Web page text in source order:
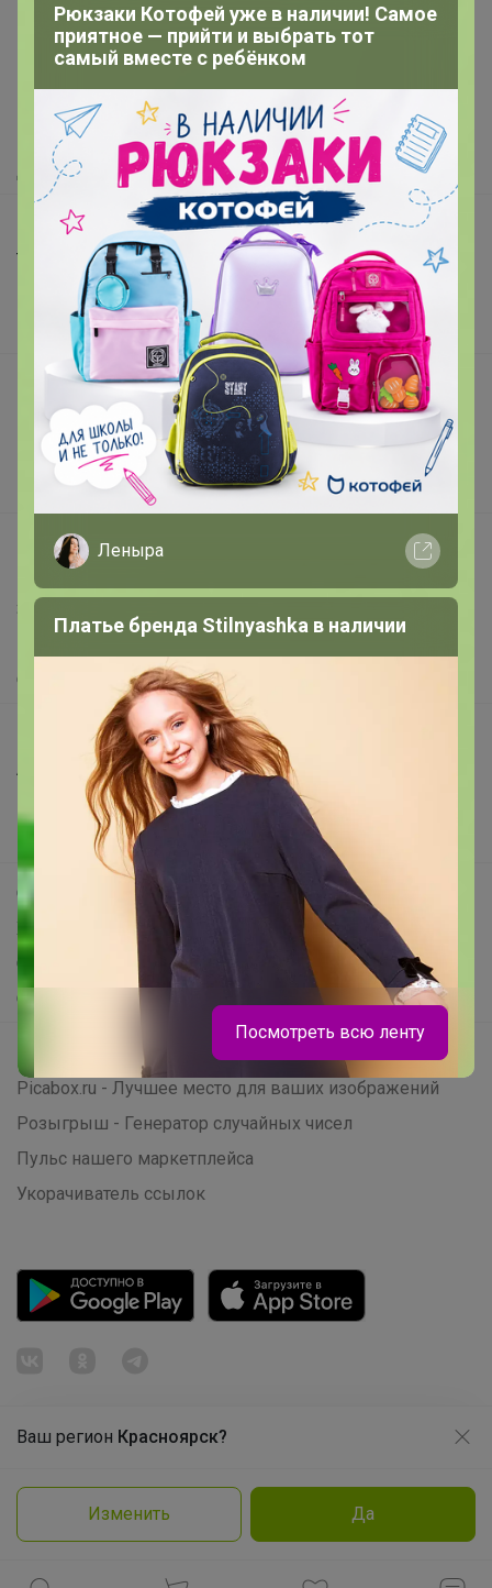
Ваш регион Красноярск?
Изменить Да
Как здесь все устроено?
Как сделать заказ?
Как получить?
Доставка
Шоурумы
Торговые марки
Наша команда
В наличии
Подарочные сертификаты
Реклама на сайте
Поставщикам
Вакансии
support@24-ok.ru
Написать в поддержку
Защита покупателя
О нас
Все предложения
Анонсы
Поддержка альпак
Самое выгодное
Хиты продаж
Самое желанное
Самое быстрое
Начать зарабатывать с 24-ok
Picabox.ru - Лучшее место для ваших изображений
Розыгрыш - Генератор случайных чисел
Пульс нашего маркетплейса
Укорачиватель ссылок
Политика конфиденциальности
Cоглашение пользователя
Рюкзаки Котофей уже в наличии! Самое
приятное — прийти и выбрать тот
самый вместе с ребёнком
Леныра
Платье бренда Stilnyashka в наличии
Посмотреть всю ленту
Продолжая использовать этот сайт и нажимая кнопку
Принять